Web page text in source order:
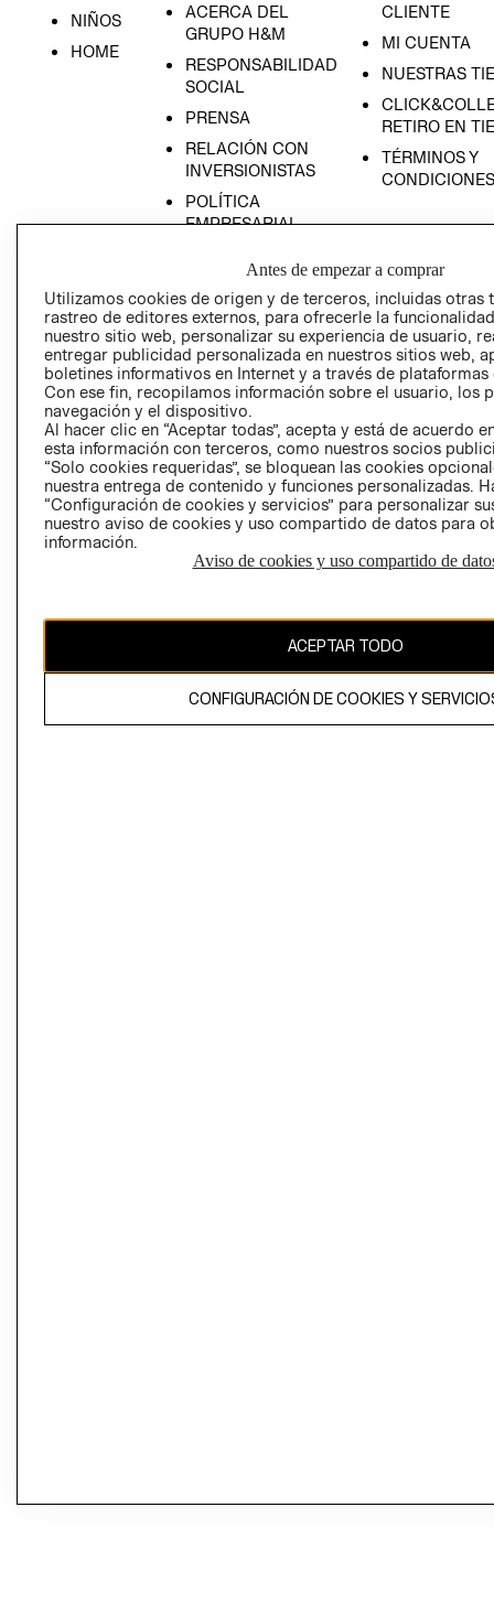
NIÑOS
HOME
ACERCA DEL
GRUPO H&M
RESPONSABILIDAD
SOCIAL
PRENSA
RELACIÓN CON
INVERSIONISTAS
POLÍTICA
EMPRESARIAL
CLIENTE
MI CUENTA
NUESTRAS
RETIRO EN
TÉRMINOS Y
CONDICIONES
AVISO DE
PRIVACIDAD
GIFT CARD
El contenido de esta página web está protegido por copyright y es
Antes de empezar a comprar
Utilizamos cookies de origen y de terceros, incluidas otras
rastreo de editores externos, para ofrecerle la
nuestro sitio web, personalizar su experiencia de usuario,
entregar publicidad personalizada en nuestros sitios web,
boletines informativos en Internet y a través de plataformas
Con ese fin, recopilamos información sobre el usuario, los
navegación y el dispositivo.
Al hacer clic en “Aceptar todas”, acepta y está de acuerdo
esta información con terceros, como nuestros socios
“Solo cookies requeridas”, se bloquean las cookies
nuestra entrega de contenido y funciones personalizadas.
“Configuración de cookies y servicios” para personalizar
nuestro aviso de cookies y uso compartido de datos para
información.
Aviso de cookies y uso compartido de
ACEPTAR TODO
CONFIGURACIÓN DE COOKIES Y